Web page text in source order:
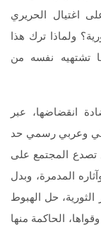
اغتيال الحريري
ولماذا ترك هذا
تشتهيه نفسه من
انقضاضها، عبر
وعربي رسمي حد
تصدع المجتمع على
المدمرة، وبدل
الثورية، حل الهبوط
الحاكمة منها